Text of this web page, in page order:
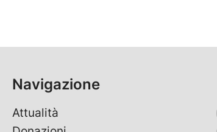
Navigazione
Attualità